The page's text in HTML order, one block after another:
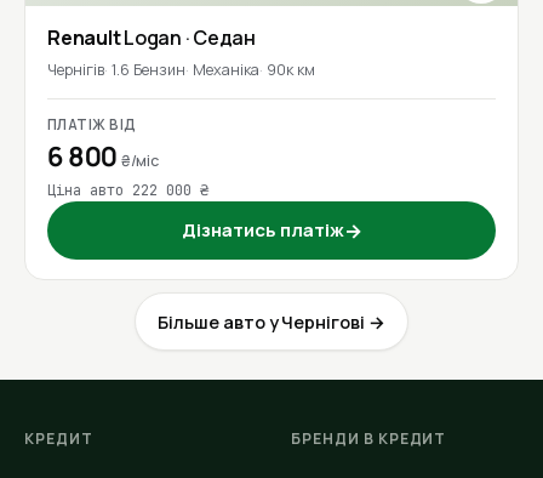
RenaultLogan · Седан
Чернігів 1.6 Бензин Механіка 90к км
ПЛАТІЖ ВІД
6 800₴/міс
Ціна авто 222 000 ₴
Дізнатись платіж→
Більше авто у Чернігові →
КРЕДИТ БРЕНДИ В КРЕДИТ